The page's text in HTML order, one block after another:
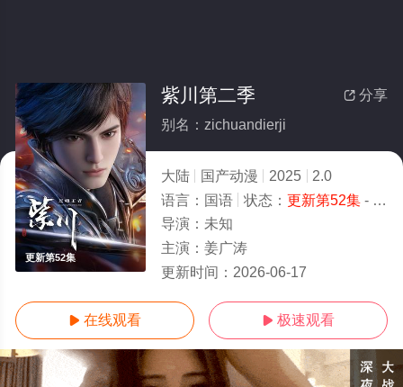
更新第52集
 分享
紫川第二季
别名：zichuandierji
大陆 国产动漫 2025
2.0
语言： 国语 状态： 更新第52集- 免费在线观看
导演： 未知
主演： 姜广涛
更新时间： 2026-06-17
 在线观看  极速观看